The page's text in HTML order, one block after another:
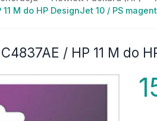
M do HP DesignJet 10 / PS
/ HP 11 M do